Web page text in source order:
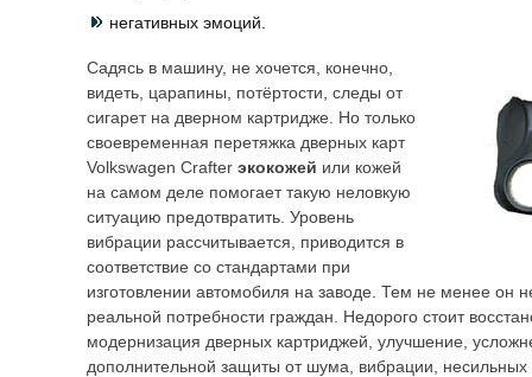
негативных эмоций.
Садясь в машину, не хочется, конечно,
видеть, царапины, потёртости, следы от
сигарет на дверном картридже. Но только
своевременная перетяжка дверных карт
Volkswagen Crafter экокожей или кожей
на самом деле помогает такую неловкую
ситуацию предотвратить. Уровень
вибрации рассчитывается, приводится в
соответствие со стандартами при
изготовлении автомобиля на заводе. Тем не менее он
реальной потребности граждан. Недорого стоит
модернизация дверных картриджей, улучшение,
дополнительной защиты от шума, вибрации, несильных